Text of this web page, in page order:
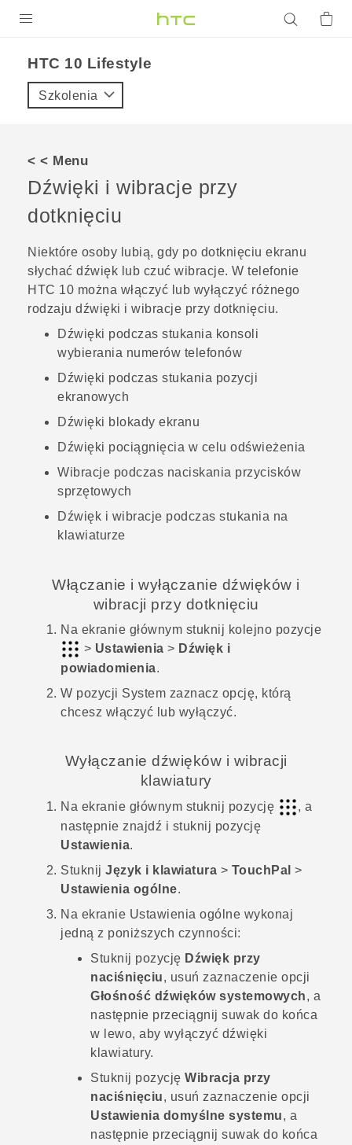
VIVE
VIVERSE
POMOC TECHNICZNA
Urządzenia i akcesoria HTC
Zaloguj się
HTC 10 Lifestyle‎
Szkolenia
< < Menu
Dźwięki i wibracje przy
dotknięciu
Niektóre osoby lubią, gdy po dotknięciu ekranu
słychać dźwięk lub czuć wibracje. W telefonie
HTC 10 można włączyć lub wyłączyć różnego
rodzaju dźwięki i wibracje przy dotknięciu.
Dźwięki podczas stukania konsoli
wybierania numerów telefonów
Dźwięki podczas stukania pozycji
ekranowych
Dźwięki blokady ekranu
Dźwięki pociągnięcia w celu odświeżenia
Wibracje podczas naciskania przycisków
sprzętowych
Dźwięk i wibracje podczas stukania na
klawiaturze
Włączanie i wyłączanie dźwięków i
wibracji przy dotknięciu
Na ekranie głównym stuknij kolejno pozycje
> Ustawienia > Dźwięk i
powiadomienia.
W pozycji System zaznacz opcję, którą
chcesz włączyć lub wyłączyć.
Wyłączanie dźwięków i wibracji
klawiatury
Na ekranie głównym stuknij pozycję
, a
następnie znajdź i stuknij pozycję
Ustawienia.
Stuknij Język i klawiatura > TouchPal >
Ustawienia ogólne.
Na ekranie Ustawienia ogólne wykonaj
jedną z poniższych czynności:
Stuknij pozycję Dźwięk przy
naciśnięciu, usuń zaznaczenie opcji
Głośność dźwięków systemowych, a
następnie przeciągnij suwak do końca
w lewo, aby wyłączyć dźwięki
klawiatury.
Stuknij pozycję Wibracja przy
naciśnięciu, usuń zaznaczenie opcji
Ustawienia domyślne systemu, a
następnie przeciągnij suwak do końca